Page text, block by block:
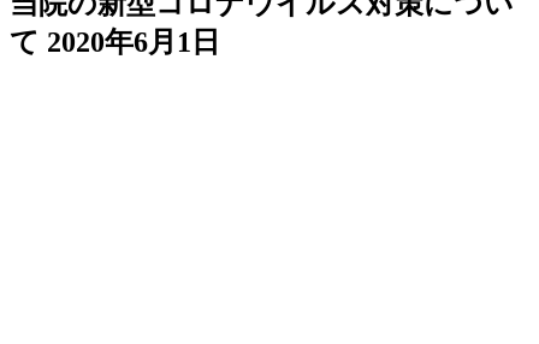
て 2020年6月1日